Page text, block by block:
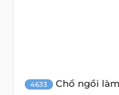
4633 Chổ ngồi